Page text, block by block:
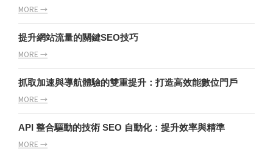
MORE →
提升網站流量的關鍵SEO技巧
MORE →
抓取加速與導航體驗的雙重提升：打造高效能數位門戶
MORE →
API 整合驅動的技術 SEO 自動化：提升效率與精準
MORE →